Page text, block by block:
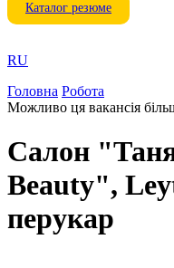
Каталог резюме
RU
Головна Робота
Можливо ця вакансія
Салон
Beauty",
перукар